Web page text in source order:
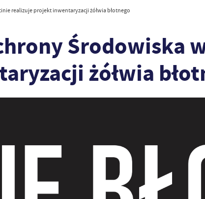
realizuje projekt inwentaryzacji żółwia błotnego
Środowiska
żółwia